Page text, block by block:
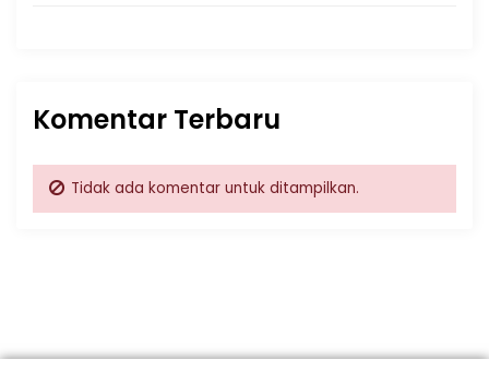
Komentar Terbaru
Tidak ada komentar untuk ditampilkan.